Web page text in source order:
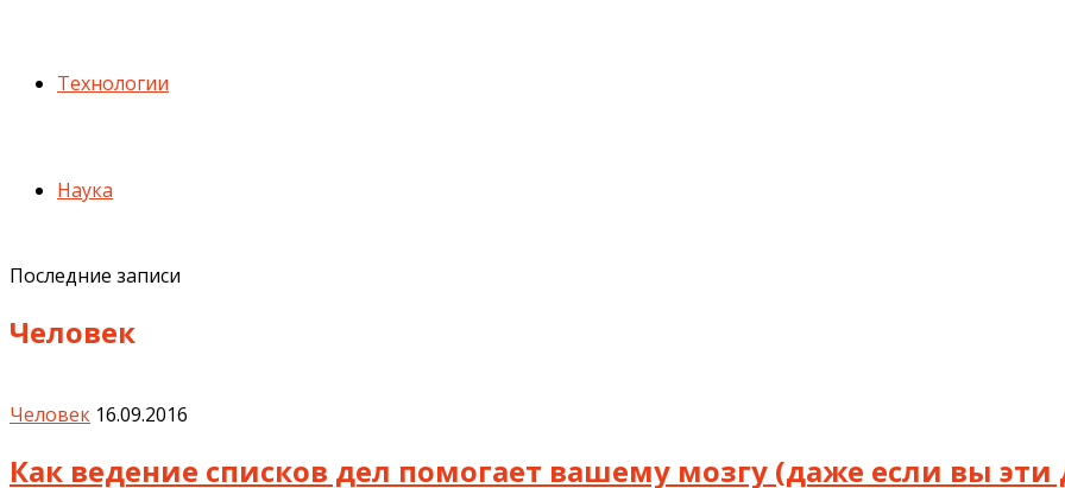
Технологии
Наука
Последние записи
Человек
Человек 16.09.2016
Как ведение списков дел помогает вашему мозгу (даже если вы